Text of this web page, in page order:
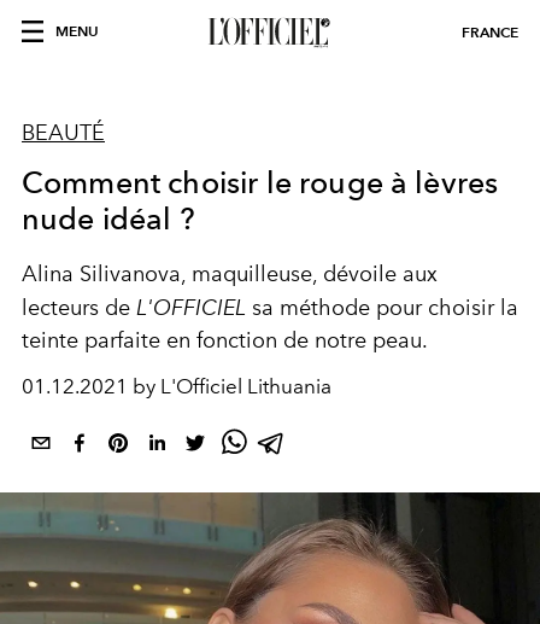
MENU FRANCE
BEAUTÉ
Comment choisir le rouge à lèvres
nude idéal ?
Alina Silivanova, maquilleuse, dévoile aux
lecteurs de L'OFFICIEL sa méthode pour choisir la
teinte parfaite en fonction de notre peau.
01.12.2021 by L'Officiel Lithuania